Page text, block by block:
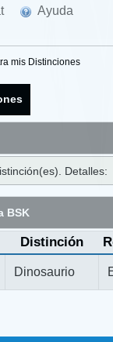
Ayuda
mis Distinciones
Detalles:
BSK
Distinción
Dinosaurio